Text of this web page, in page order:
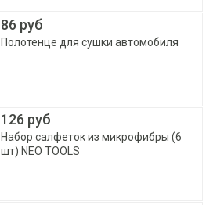
86 руб
Полотенце для сушки автомобиля
126 руб
Набор салфеток из микрофибры (6
шт) NEO TOOLS